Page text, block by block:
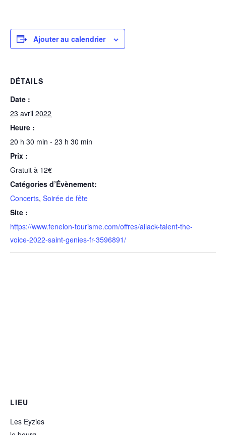
Ajouter au calendrier
DÉTAILS
Date :
23 avril 2022
Heure :
20 h 30 min - 23 h 30 min
Prix :
Gratuit à 12€
Catégories d’Évènement:
Concerts, Soirée de fête
Site :
https://www.fenelon-tourisme.com/offres/ailack-talent-the-
voice-2022-saint-genies-fr-3596891/
LIEU
Les Eyzies